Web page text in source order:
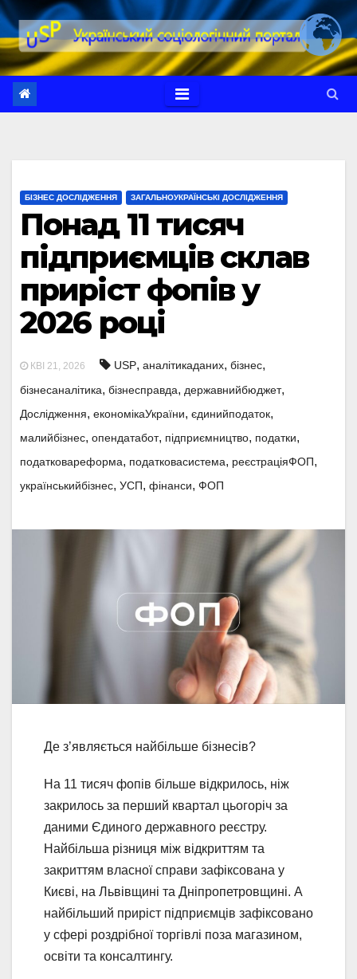
Перейти
до
вмісту
БІЗНЕС ДОСЛІДЖЕННЯ ЗАГАЛЬНОУКРАЇНСЬКІ ДОСЛІДЖЕННЯ
Понад 11 тисяч
підприємців склав
приріст фопів у
2026 році
КВІ 21, 2026 USP, аналітикаданих, бізнес,
бізнесаналітика, бізнесправда, державнийбюджет,
Дослідження, економікаУкраїни, єдинийподаток,
малийбізнес, опендатабот, підприємництво, податки,
податковареформа, податковасистема, реєстраціяФОП,
українськийбізнес, УСП, фінанси, ФОП
Де з’являється найбільше бізнесів?
На 11 тисяч фопів більше відкрилось, ніж
закрилось за перший квартал цьогоріч за
даними Єдиного державного реєстру.
Найбільша різниця між відкриттям та
закриттям власної справи зафіксована у
Києві, на Львівщині та Дніпропетровщині. А
найбільший приріст підприємців зафіксовано
у сфері роздрібної торгівлі поза магазином,
освіти та консалтингу.